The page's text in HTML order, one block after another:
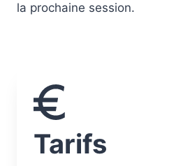
la prochaine session.
Tarifs